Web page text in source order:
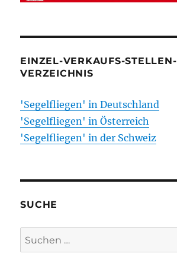
EINZEL-VERKAUFS-STELLEN-
VERZEICHNIS
'Segelfliegen' in Deutschland
'Segelfliegen' in Österreich
'Segelfliegen' in der Schweiz
SUCHE
Suchen
nach: